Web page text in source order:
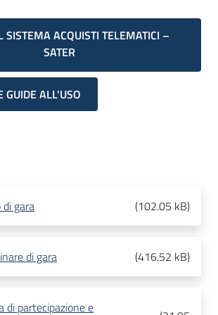
SISTEMA ACQUISTI TELEMATICI –
SATER
GUIDE ALL'USO
gara (102.05 kB)
di gara (416.52 kB)
di partecipazione e